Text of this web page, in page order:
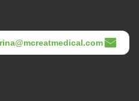
irina@mcreatmedical.com